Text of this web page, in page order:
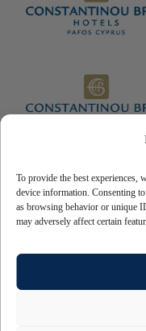
To provide the best experiences,
device information. Consenting
as browsing behavior or unique
may adversely affect certain
© 2026 Copyright